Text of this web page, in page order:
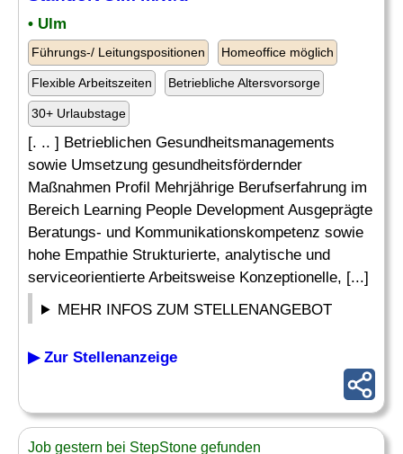
• Ulm
Führungs-/ Leitungspositionen Homeoffice möglich
Flexible Arbeitszeiten Betriebliche Altersvorsorge
30+ Urlaubstage
[. .. ] Betrieblichen Gesundheitsmanagements
sowie Umsetzung gesundheitsfördernder
Maßnahmen Profil Mehrjährige Berufserfahrung im
Bereich Learning People Development Ausgeprägte
Beratungs- und Kommunikationskompetenz sowie
hohe Empathie Strukturierte, analytische und
serviceorientierte Arbeitsweise Konzeptionelle, [...]
MEHR INFOS ZUM STELLENANGEBOT
▶ Zur Stellenanzeige
Job gestern bei StepStone gefunden